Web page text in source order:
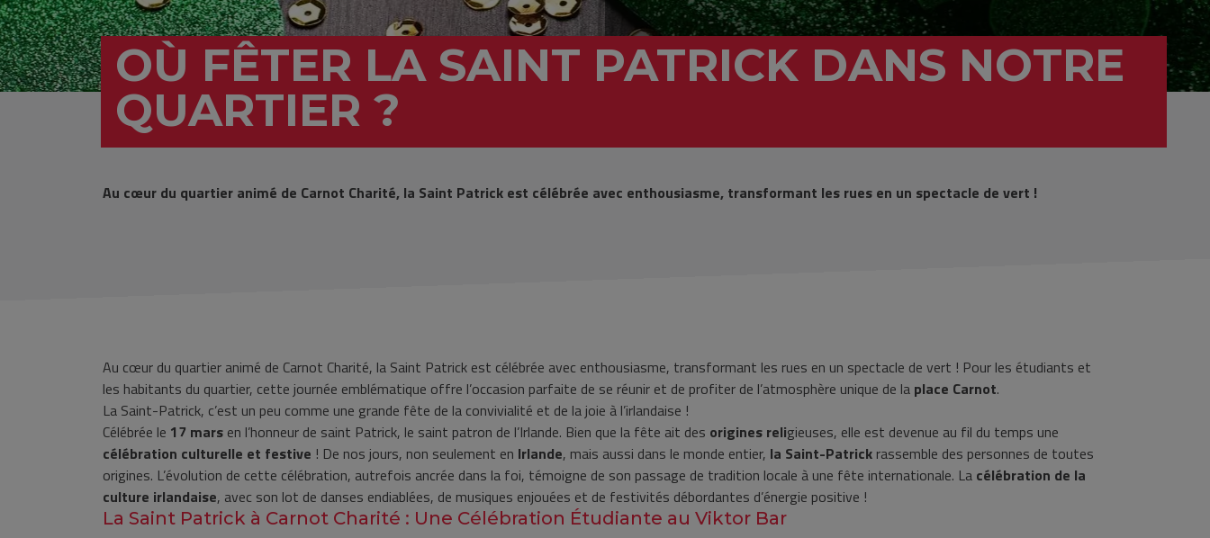
OÙ FÊTER LA SAINT PATRICK DANS NOTRE
QUARTIER ?
Au cœur du quartier animé de Carnot Charité, la Saint Patrick est célébrée avec enthousiasme, transformant les rues en un spectacle de vert !
Au cœur du quartier animé de Carnot Charité, la Saint Patrick est célébrée avec enthousiasme, transformant les rues en un spectacle de vert ! Pour les étudiants et
les habitants du quartier, cette journée emblématique offre l’occasion parfaite de se réunir et de profiter de l’atmosphère unique de la place Carnot.
La Saint-Patrick, c’est un peu comme une grande fête de la convivialité et de la joie à l’irlandaise !
Célébrée le 17 mars en l’honneur de saint Patrick, le saint patron de l’Irlande. Bien que la fête ait des origines religieuses, elle est devenue au fil du temps une
célébration culturelle et festive ! De nos jours, non seulement en Irlande, mais aussi dans le monde entier, la Saint-Patrick rassemble des personnes de toutes
origines. L’évolution de cette célébration, autrefois ancrée dans la foi, témoigne de son passage de tradition locale à une fête internationale. La célébration de la
culture irlandaise, avec son lot de danses endiablées, de musiques enjouées et de festivités débordantes d’énergie positive !
La Saint Patrick à Carnot Charité : Une Célébration Étudiante au Viktor Bar